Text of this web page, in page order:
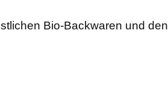
Bio-Backwaren und